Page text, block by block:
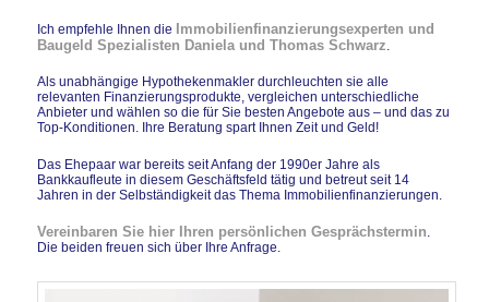
Ich empfehle Ihnen die Immobilienfinanzierungsexperten und
Baugeld Spezialisten Daniela und Thomas Schwarz
Als unabhängige Hypothekenmakler durchleuchten sie alle
relevanten Finanzierungsprodukte, vergleichen unterschiedliche
Anbieter und wählen so die für Sie besten Angebote aus – und das zu
Top-Konditionen. Ihre Beratung spart Ihnen Zeit und Geld!
Das Ehepaar war bereits seit Anfang der 1990er Jahre als
Bankkaufleute in diesem Geschäftsfeld tätig und betreut seit 14
Jahren in der Selbständigkeit das Thema Immobilienfinanzierungen.
Vereinbaren Sie hier Ihren persönlichen Gesprächstermin.
Die beiden freuen sich über Ihre Anfrage.